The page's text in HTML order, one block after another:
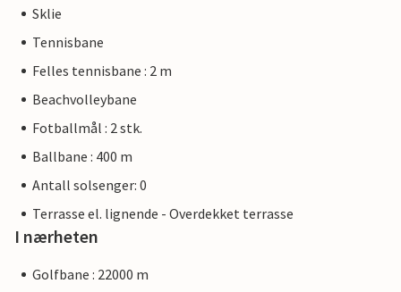
Sklie
Tennisbane
Felles tennisbane : 2 m
Beachvolleybane
Fotballmål : 2 stk.
Ballbane : 400 m
Antall solsenger: 0
Terrasse el. lignende - Overdekket terrasse
I nærheten
Golfbane : 22000 m